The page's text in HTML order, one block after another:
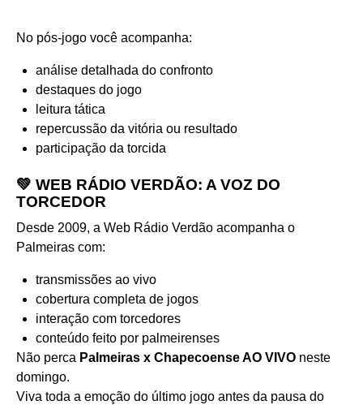
No pós-jogo você acompanha:
análise detalhada do confronto
destaques do jogo
leitura tática
repercussão da vitória ou resultado
participação da torcida
💚 WEB RÁDIO VERDÃO: A VOZ DO
TORCEDOR
Desde 2009, a Web Rádio Verdão acompanha o
Palmeiras com:
transmissões ao vivo
cobertura completa de jogos
interação com torcedores
conteúdo feito por palmeirenses
Não perca Palmeiras x Chapecoense AO VIVO neste
domingo.
Viva toda a emoção do último jogo antes da pausa do